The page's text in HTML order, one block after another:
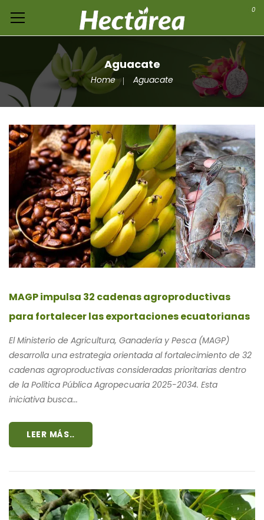
0
Aguacate
Home Aguacate
MAGP impulsa 32 cadenas agroproductivas
para fortalecer las exportaciones ecuatorianas
El Ministerio de Agricultura, Ganadería y Pesca (MAGP)
desarrolla una estrategia orientada al fortalecimiento de 32
cadenas agroproductivas consideradas prioritarias dentro
de la Política Pública Agropecuaria 2025-2034. Esta
iniciativa busca...
LEER MÁS..